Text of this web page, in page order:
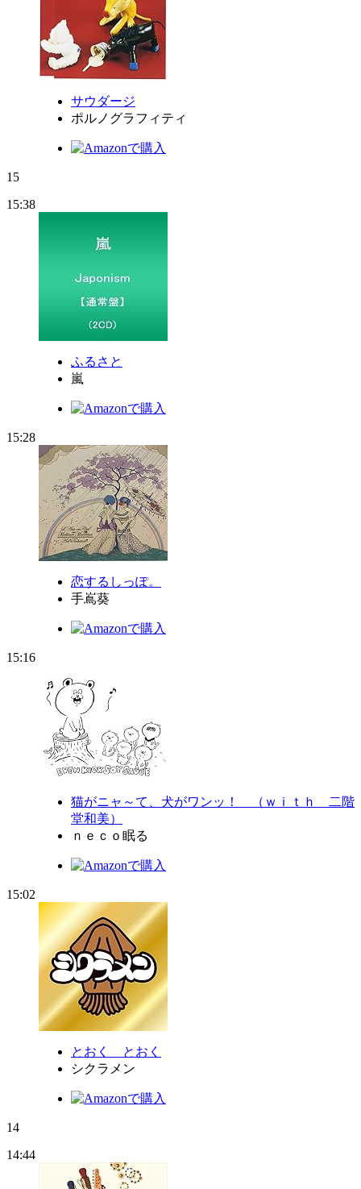
サウダージ
ポルノグラフィティ
15
15:38
ふるさと
嵐
15:28
恋するしっぽ。
手嶌葵
15:16
猫がニャ～て、犬がワンッ！ （ｗｉｔｈ 二階
堂和美）
ｎｅｃｏ眠る
15:02
とおく とおく
シクラメン
14
14:44